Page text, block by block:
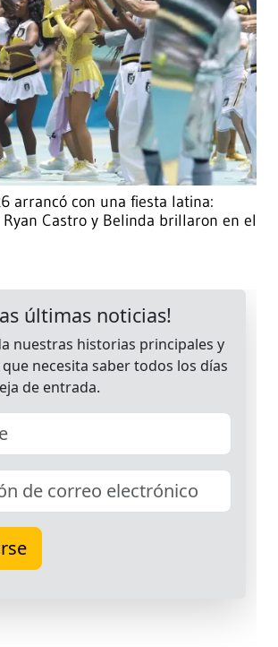
arrancó con una fiesta latina:
Ryan Castro y Belinda brillaron en el